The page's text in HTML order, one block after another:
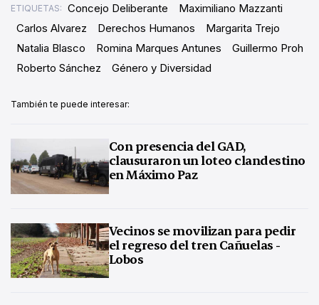
ETIQUETAS: Concejo Deliberante
Maximiliano Mazzanti
Carlos Alvarez
Derechos Humanos
Margarita Trejo
Natalia Blasco
Romina Marques Antunes
Guillermo Proh
Roberto Sánchez
Género y Diversidad
También te puede interesar:
Con presencia del GAD,
clausuraron un loteo clandestino
en Máximo Paz
Vecinos se movilizan para pedir
el regreso del tren Cañuelas -
Lobos